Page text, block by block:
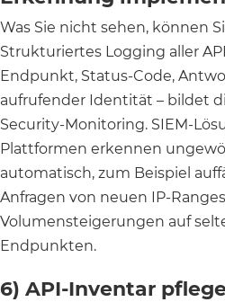
Was Sie nicht sehen, können
Strukturiertes Logging aller
Endpunkt, Status-Code,
aufrufender Identität – bildet
Security-Monitoring. SIEM-
Plattformen erkennen
automatisch, zum Beispiel
Anfragen von neuen IP-
Volumensteigerungen auf
Endpunkten.
6) API-Inventar